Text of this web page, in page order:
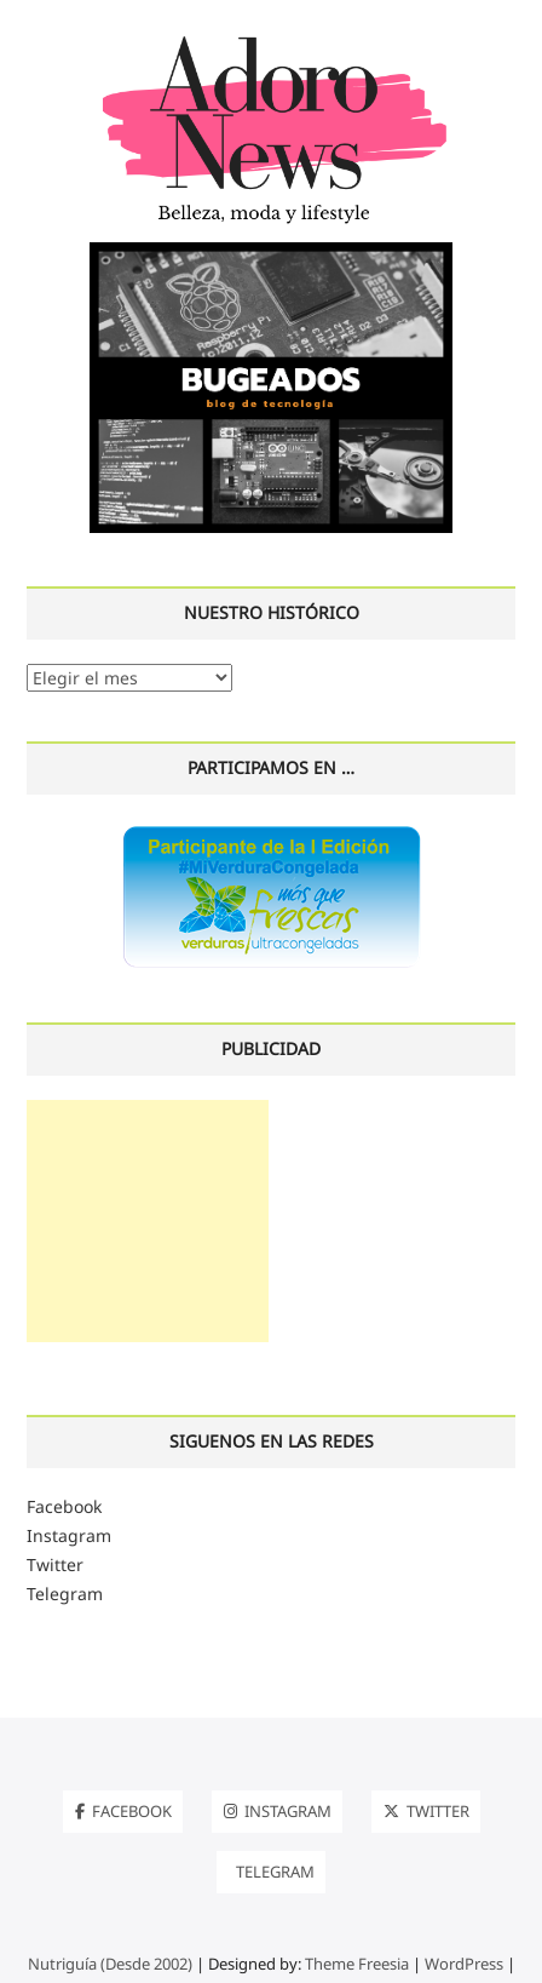
NUESTRO HISTÓRICO
Nuestro
PARTICIPAMOS EN …
PUBLICIDAD
SIGUENOS EN LAS REDES
Facebook
Instagram
Twitter
Telegram
FACEBOOK INSTAGRAM TWITTER
TELEGRAM
Nutriguía (Desde 2002)| Designed by:Theme Freesia| WordPress|